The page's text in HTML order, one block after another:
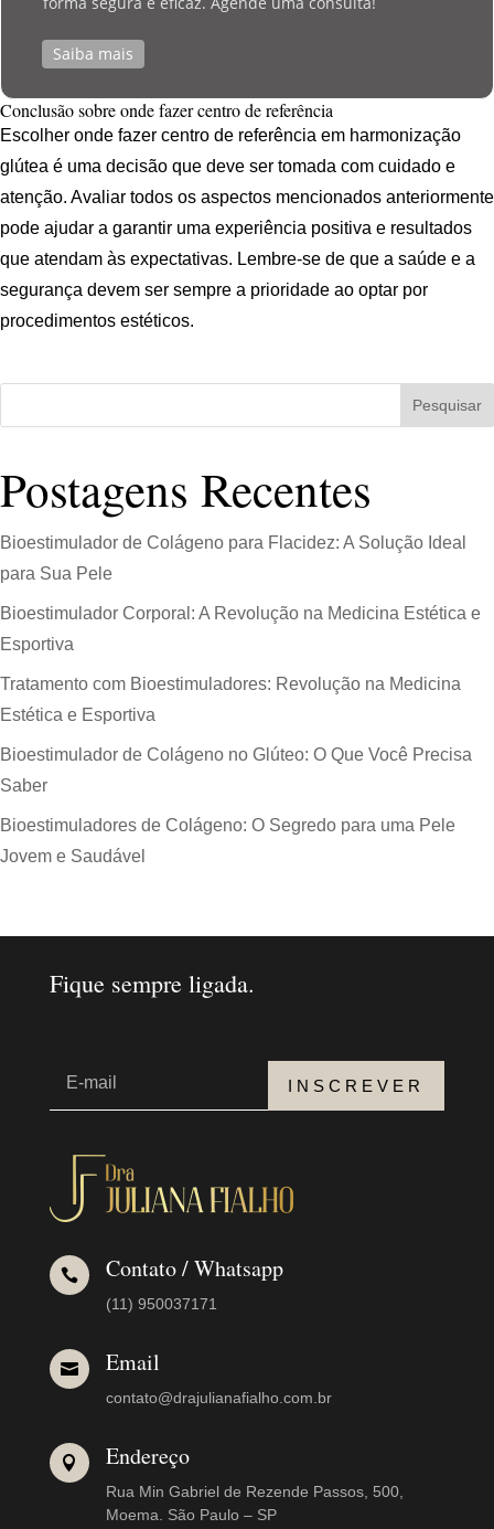
Saiba mais
Conclusão sobre onde fazer centro de referência
Escolher onde fazer centro de referência em harmonização
glútea é uma decisão que deve ser tomada com cuidado e
atenção. Avaliar todos os aspectos mencionados anteriormente
pode ajudar a garantir uma experiência positiva e resultados
que atendam às expectativas. Lembre-se de que a saúde e a
segurança devem ser sempre a prioridade ao optar por
procedimentos estéticos.
Pesquisar
Postagens Recentes
Bioestimulador de Colágeno para Flacidez: A Solução Ideal
para Sua Pele
Bioestimulador Corporal: A Revolução na Medicina Estética e
Esportiva
Tratamento com Bioestimuladores: Revolução na Medicina
Estética e Esportiva
Bioestimulador de Colágeno no Glúteo: O Que Você Precisa
Saber
Bioestimuladores de Colágeno: O Segredo para uma Pele
Jovem e Saudável
Fique sempre ligada.
INSCREVER
 Contato / Whatsapp
(11) 950037171
 Email
contato@drajulianafialho.com.br
 Endereço
Rua Min Gabriel de Rezende Passos, 500,
Moema. São Paulo – SP